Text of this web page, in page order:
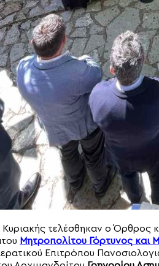
τελέσθηκαν ο Όρθρος
Μητροπολίτου Γόρτυνος
Επιτρόπου